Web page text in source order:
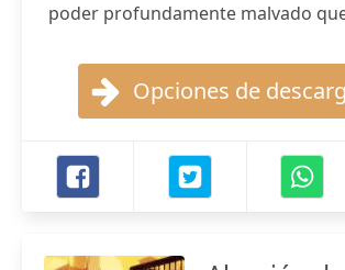
poder profundamente malvado
Opciones de